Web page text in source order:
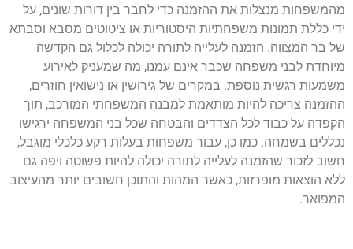
מהמשפחות מנצלות את ההזמנה כדי לחבר בין דורות שונים, על
ידי כללת תמונות משפחתיות היסטוריות או ציטוטים מסבא וסבתא
של בר המצווה. הזמנה לעלייה לתורה יכולה לכלול גם הקדשה
מיוחדת לבני משפחה שכבר אינם עמנו, מה שמעניק לאירוע
משמעות רגשית נוספת. במקרים של גירושין או נישואין חוזרים,
ההזמנה צריכה להיות מותאמת למבנה המשפחתי המורכב, תוך
הקפדה על כבוד לכל הצדדים והבטחה שכל בני המשפחה ירגישו
נכללים בשמחה. כמו כן, עבור משפחות בעלות רקע כלכלי מוגבל,
חשוב לזכור שהזמנה לעלייה לתורה יכולה להיות פשוטה ויפה גם
ללא הוצאות מופרזות, כאשר המהות והתוכן חשובים יותר מהעיצוב
המפואר.